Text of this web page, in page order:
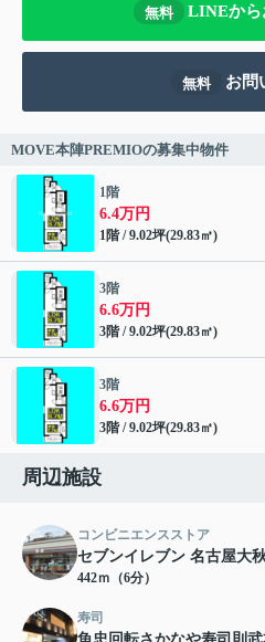
無料 LINEから
無料 お問
MOVE本陣PREMIOの募集中物件
1階
6.4万円
1階 / 9.02坪(29.83㎡)
3階
6.6万円
3階 / 9.02坪(29.83㎡)
3階
6.6万円
3階 / 9.02坪(29.83㎡)
周辺施設
コンビニエンスストア
セブンイレブン 名古屋大
442ｍ（6分）
寿司